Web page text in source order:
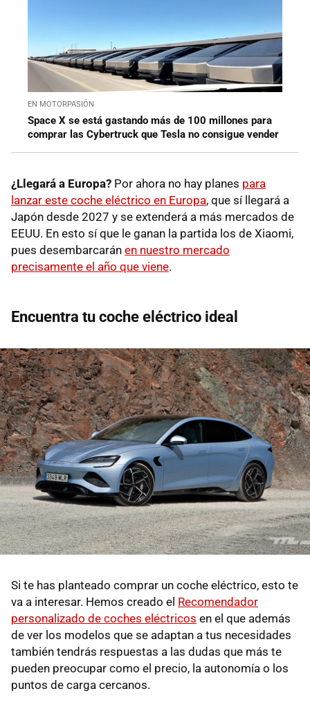
EN MOTORPASIÓN
Space X se está gastando más de 100 millones para
comprar las Cybertruck que Tesla no consigue vender
¿Llegará a Europa? Por ahora no hay planes para
lanzar este coche eléctrico en Europa, que sí llegará a
Japón desde 2027 y se extenderá a más mercados de
EEUU. En esto sí que le ganan la partida los de Xiaomi,
pues desembarcarán en nuestro mercado
precisamente el año que viene.
Encuentra tu coche eléctrico ideal
Si te has planteado comprar un coche eléctrico, esto te
va a interesar. Hemos creado el Recomendador
personalizado de coches eléctricos en el que además
de ver los modelos que se adaptan a tus necesidades
también tendrás respuestas a las dudas que más te
pueden preocupar como el precio, la autonomía o los
puntos de carga cercanos.